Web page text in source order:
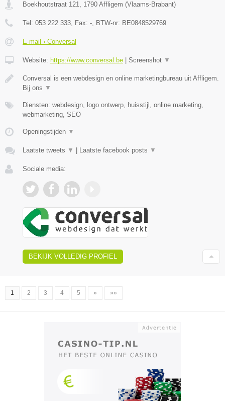
Boekhoutstraat 121, 1790 Affligem (Vlaams-Brabant)
Tel: 053 222 333, Fax: -, BTW-nr: BE0848529769
E-mail › Conversal
Website: https://www.conversal.be Screenshot ▼
Conversal is een webdesign en online marketingbureau uit Affligem.
Bij ons ▼
Diensten: webdesign, logo ontwerp, huisstijl, online marketing,
webmarketing, SEO
Openingstijden ▼
Laatste tweets ▼ Laatste facebook posts ▼
Sociale media:
BEKIJK VOLLEDIG PROFIEL
1 2 3 4 5 » »»